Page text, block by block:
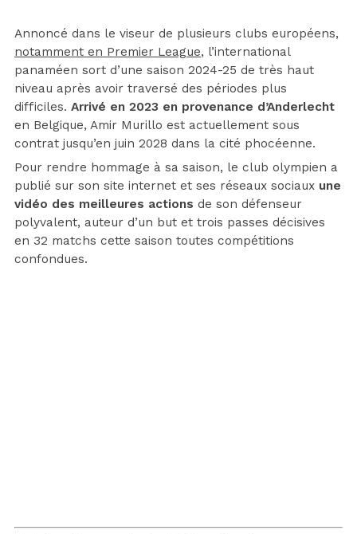
Annoncé dans le viseur de plusieurs clubs européens,
notamment en Premier League, l’international
panaméen sort d’une saison 2024-25 de très haut
niveau après avoir traversé des périodes plus
difficiles. Arrivé en 2023 en provenance d’Anderlecht
en Belgique, Amir Murillo est actuellement sous
contrat jusqu’en juin 2028 dans la cité phocéenne.
Pour rendre hommage à sa saison, le club olympien a
publié sur son site internet et ses réseaux sociaux une
vidéo des meilleures actions de son défenseur
polyvalent, auteur d’un but et trois passes décisives
en 32 matchs cette saison toutes compétitions
confondues.